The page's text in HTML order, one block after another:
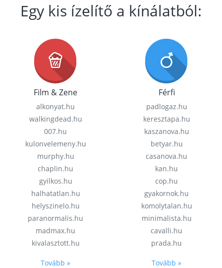
Egy kis ízelítő a kínálatból:
Film & Zene
alkonyat.hu
walkingdead.hu
007.hu
kulonvelemeny.hu
murphy.hu
chaplin.hu
gyilkos.hu
halhatatlan.hu
helyszinelo.hu
paranormalis.hu
madmax.hu
kivalasztott.hu
Tovább »
Férfi
padlogaz.hu
keresztapa.hu
kaszanova.hu
betyar.hu
casanova.hu
kan.hu
cop.hu
gyakornok.hu
komolytalan.hu
minimalista.hu
cavalli.hu
prada.hu
Tovább »